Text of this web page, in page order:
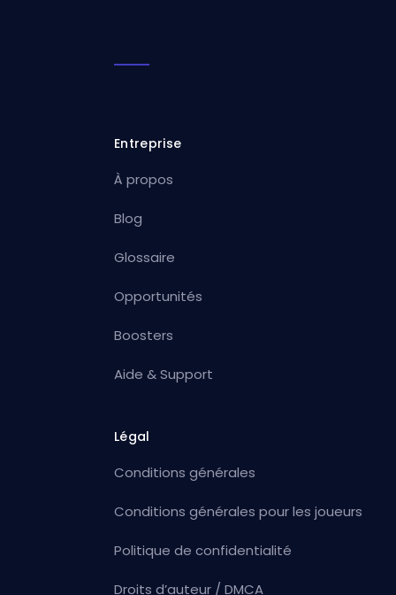
Entreprise
À propos
Blog
Glossaire
Opportunités
Boosters
Aide & Support
Légal
Conditions générales
Conditions générales pour les joueurs
Politique de confidentialité
Droits d’auteur / DMCA